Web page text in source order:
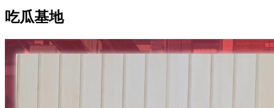
吃瓜基地